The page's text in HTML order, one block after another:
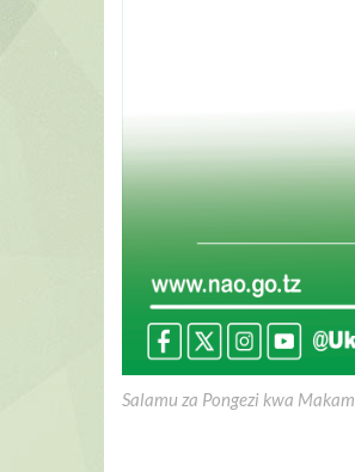
Salamu za Pongezi kwa